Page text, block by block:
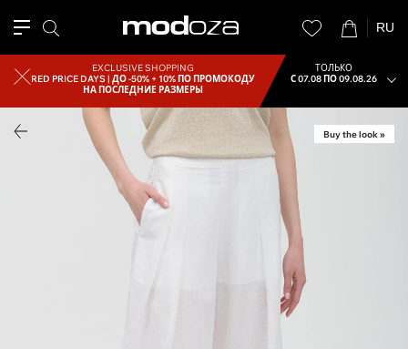
RU
EXCLUSIVE SHOPPING
RED PRICE DAYS |ДО -50% + 10% ПО ПРОМОКОДУ
НА ПОСЛЕДНИЕ РАЗМЕРЫ
ТОЛЬКО
С 07.08 ПО 09.08.26
Buy the look »